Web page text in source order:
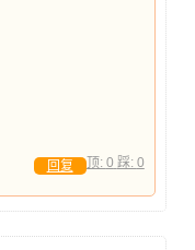
顶: 0 踩: 0
回复